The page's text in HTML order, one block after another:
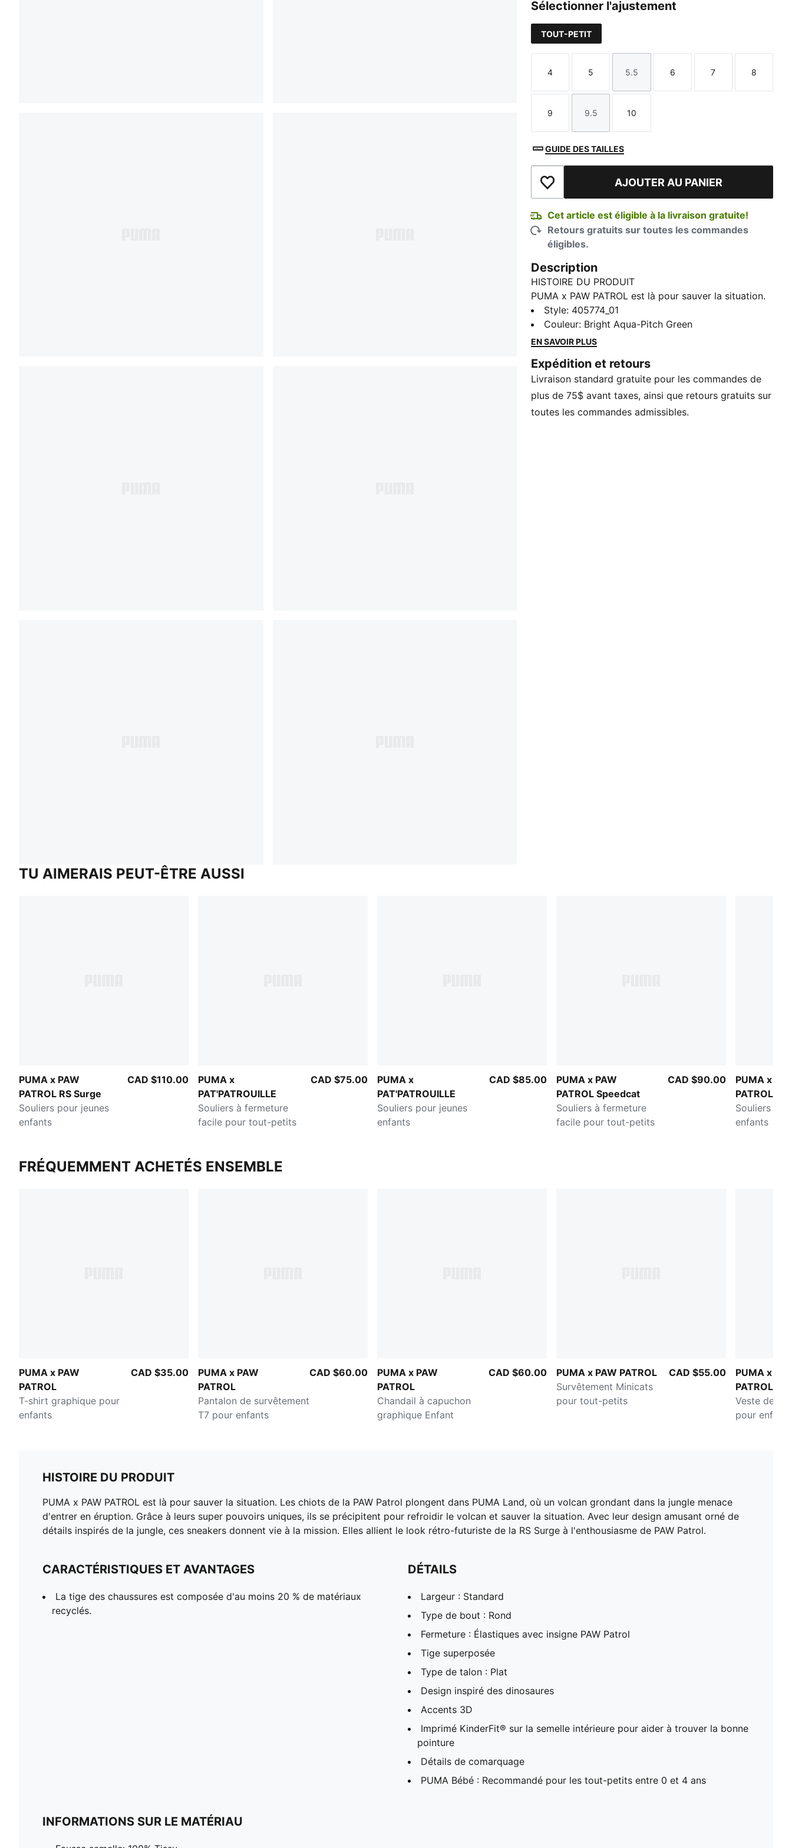
Sélectionner l'ajustement
TOUT-PETIT
Taille
4
Taille
5
Taille
5.5
Taille
6
Taille
7
Taille
8
Taille
9
Taille
9.5
Taille
10
GUIDE DES TAILLES
Ajouter à la liste de souhaits
AJOUTER AU PANIER
Cet article est éligible à la livraison gratuite!
Retours gratuits sur toutes les commandes
éligibles.
Description
HISTOIRE DU PRODUIT
PUMA x PAW PATROL est là pour sauver la situation.
Les chiots de la PAW Patrol plongent dans PUMA
Land, où un volcan grondant dans la jungle menace
d'entrer en éruption. Grâce à leurs super pouvoirs
sauver la situation. Avec leur design amusant orné de
détails inspirés de la jungle, ces sneakers donnent vie
à la mission. Elles allient le look rétro-futuriste de la
RS Surge à l'enthousiasme de PAW Patrol.
Style: 405774_01
Couleur: Bright Aqua-Pitch Green
EN SAVOIR PLUS
Expédition et retours
Livraison standard gratuite pour les commandes de
plus de 75$ avant taxes, ainsi que retours gratuits sur
toutes les commandes admissibles.
TU AIMERAIS PEUT-ÊTRE AUSSI
PUMA x PAW
PATROL RS Surge
Souliers pour jeunes
enfants
CAD $110.00
PUMA x
PAT'PATROUILLE
Souliers à fermeture
facile pour tout-petits
CAD $75.00
PUMA x
PAT'PATROUILLE
Souliers pour jeunes
enfants
CAD $85.00
PUMA x PAW
PATROL Speedcat
Souliers à fermeture
facile pour tout-petits
CAD $90.00
PUMA x
PATROL
Souliers
enfants
FRÉQUEMMENT ACHETÉS ENSEMBLE
PUMA x PAW
PATROL
T-shirt graphique pour
enfants
CAD $35.00
PUMA x PAW
PATROL
Pantalon de survêtement
T7 pour enfants
CAD $60.00
PUMA x PAW
PATROL
Chandail à capuchon
graphique Enfant
CAD $60.00
PUMA x PAW PATROL
Survêtement Minicats
pour tout-petits
CAD $55.00
PUMA x
PATROL
Veste de
pour enfants
HISTOIRE DU PRODUIT
PUMA x PAW PATROL est là pour sauver la situation. Les chiots de la PAW Patrol plongent dans PUMA Land, où un volcan grondant dans la jungle menace
d'entrer en éruption. Grâce à leurs super pouvoirs uniques, ils se précipitent pour refroidir le volcan et sauver la situation. Avec leur design amusant orné de
détails inspirés de la jungle, ces sneakers donnent vie à la mission. Elles allient le look rétro-futuriste de la RS Surge à l'enthousiasme de PAW Patrol.
CARACTÉRISTIQUES ET AVANTAGES
La tige des chaussures est composée d'au moins 20 % de matériaux
recyclés.
DÉTAILS
Largeur : Standard
Type de bout : Rond
Fermeture : Élastiques avec insigne PAW Patrol
Tige superposée
Type de talon : Plat
Design inspiré des dinosaures
Accents 3D
Imprimé KinderFit® sur la semelle intérieure pour aider à trouver la bonne
pointure
Détails de comarquage
PUMA Bébé : Recommandé pour les tout-petits entre 0 et 4 ans
INFORMATIONS SUR LE MATÉRIAU